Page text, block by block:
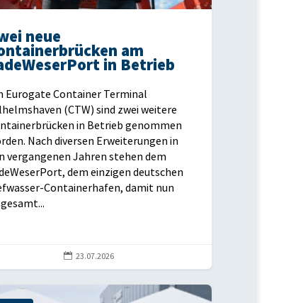
neue
am
in Betrieb
Eurogate Container Terminal
(CTW) sind zwei weitere
in Betrieb genommen
Nach diversen Erweiterungen in
vergangenen Jahren stehen dem
dem einzigen deutschen
Containerhafen, damit nun
 23.07.2026